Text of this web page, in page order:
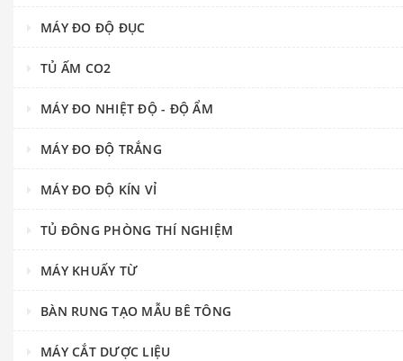
MÁY ĐO ĐỘ ĐỤC
TỦ ẤM CO2
MÁY ĐO NHIỆT ĐỘ - ĐỘ ẨM
MÁY ĐO ĐỘ TRẮNG
MÁY ĐO ĐỘ KÍN VỈ
TỦ ĐÔNG PHÒNG THÍ NGHIỆM
MÁY KHUẤY TỪ
BÀN RUNG TẠO MẪU BÊ TÔNG
MÁY CẮT DƯỢC LIỆU